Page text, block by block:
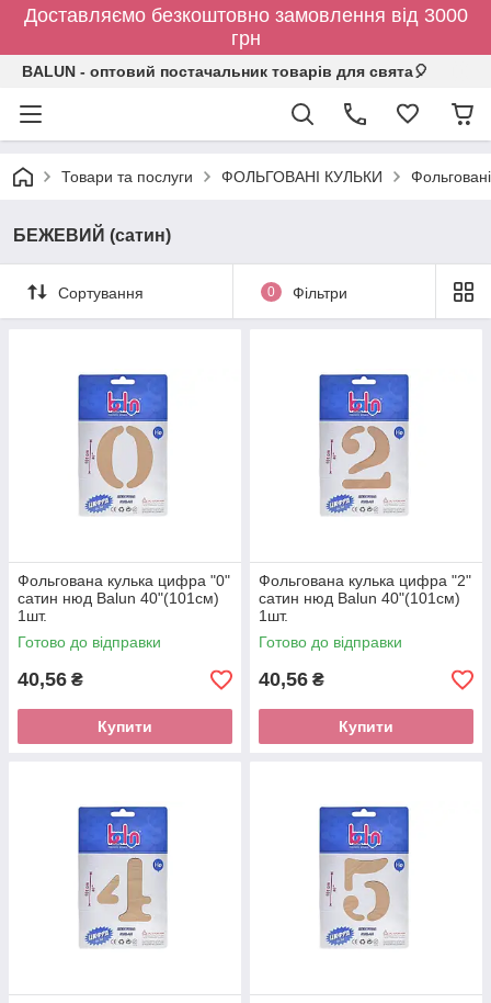
Доставляємо безкоштовно замовлення від 3000
грн
BALUN - оптовий постачальник товарів для свята🎈
Товари та послуги ФОЛЬГОВАНІ КУЛЬКИ
БЕЖЕВИЙ (сатин)
Сортування 0 Фільтри
Фольгована кулька цифра "0"
сатин нюд Balun 40"(101см)
1шт.
Готово до відправки
40,56 ₴
Купити
Фольгована кулька цифра "2"
сатин нюд Balun 40"(101см)
1шт.
Готово до відправки
40,56 ₴
Купити